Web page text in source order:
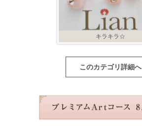
キラキラ☆
このカテゴリ詳細へ